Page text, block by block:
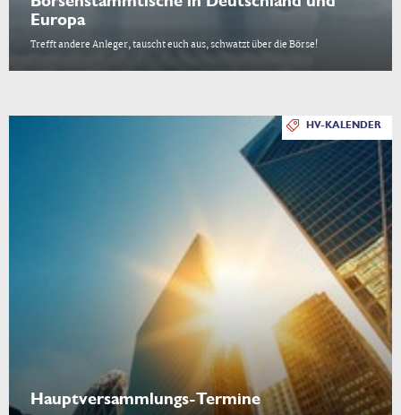
Europa
Trefft andere Anleger, tauscht euch aus, schwatzt über die Börse!
HV-KALENDER
Hauptversammlungs-Termine